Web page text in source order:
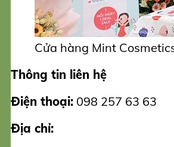
Cửa hàng Mint
Thông tin liên hệ
Điện thoại: 098 257 63 63
Địa chỉ: